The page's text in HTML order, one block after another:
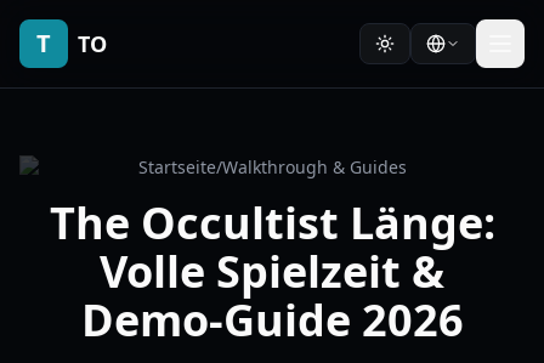
T TO
Startseite/Walkthrough & Guides
The Occultist Länge:
Volle Spielzeit &
Demo-Guide 2026